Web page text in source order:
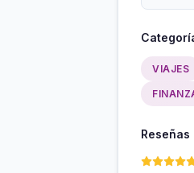
VIAJES
Reseñas